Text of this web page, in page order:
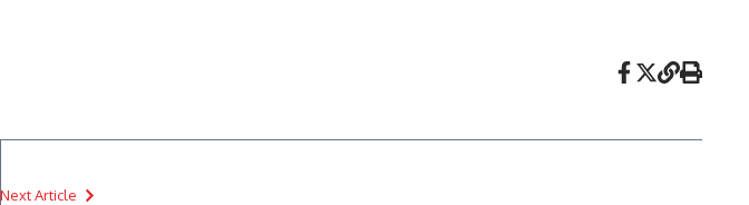
Next Article